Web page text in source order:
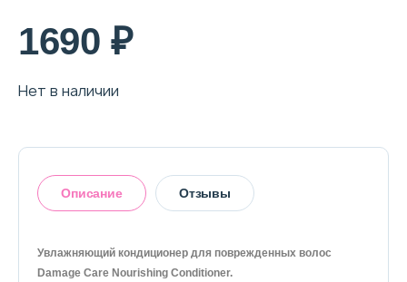
1690 ₽
Нет в наличии
Описание Отзывы
Увлажняющий кондиционер для поврежденных волос
Damage Care Nourishing Conditioner.